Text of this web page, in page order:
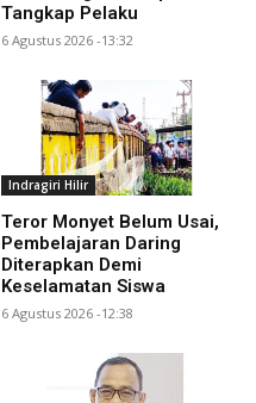
Tangkap Pelaku
6 Agustus 2026 -13:32
Indragiri Hilir
Teror Monyet Belum Usai,
Pembelajaran Daring
Diterapkan Demi
Keselamatan Siswa
6 Agustus 2026 -12:38